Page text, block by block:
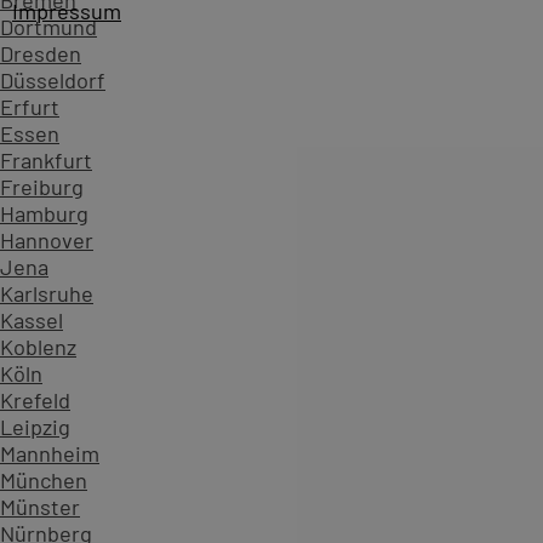
Dortmund
Dresden
Düsseldorf
Erfurt
Essen
Frankfurt
Freiburg
Hamburg
Hannover
Jena
Karlsruhe
Kassel
Koblenz
Köln
Krefeld
Leipzig
Mannheim
München
Münster
Nürnberg
Startseite
Zahlen, die Vertrauen schaffen - überzeugen Sie sich
234.629
Teilnehmende
904
Impressum